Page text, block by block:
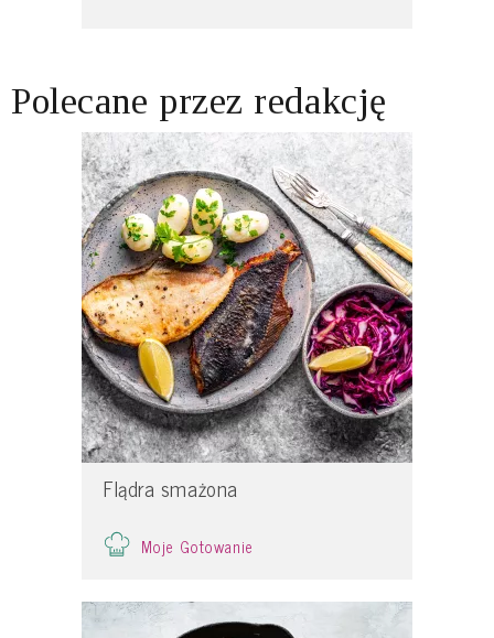
Polecane przez redakcję
Flądra smażona
Moje Gotowanie